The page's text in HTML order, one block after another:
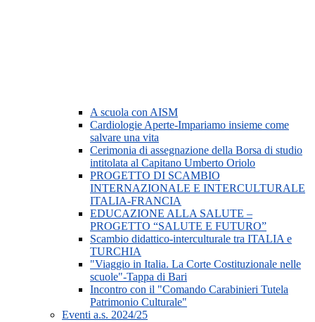
A scuola con AISM
Cardiologie Aperte-Impariamo insieme come
salvare una vita
Cerimonia di assegnazione della Borsa di studio
intitolata al Capitano Umberto Oriolo
PROGETTO DI SCAMBIO
INTERNAZIONALE E INTERCULTURALE
ITALIA-FRANCIA
EDUCAZIONE ALLA SALUTE –
PROGETTO “SALUTE E FUTURO”
Scambio didattico-interculturale tra ITALIA e
TURCHIA
"Viaggio in Italia. La Corte Costituzionale nelle
scuole"-Tappa di Bari
Incontro con il "Comando Carabinieri Tutela
Patrimonio Culturale"
Eventi a.s. 2024/25